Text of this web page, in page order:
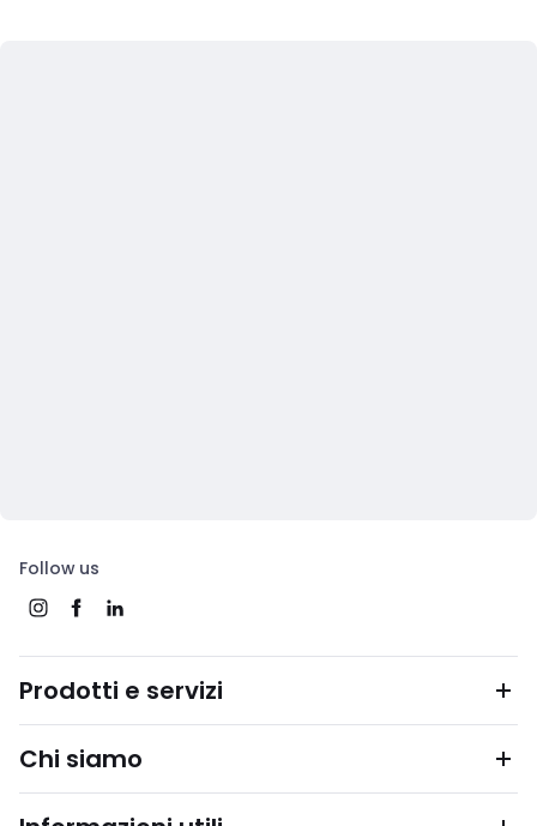
Follow us
Prodotti e servizi
Chi siamo